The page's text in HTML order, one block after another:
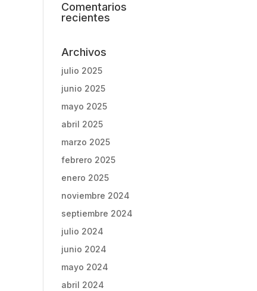
Comentarios
recientes
Archivos
julio 2025
junio 2025
mayo 2025
abril 2025
marzo 2025
febrero 2025
enero 2025
noviembre 2024
septiembre 2024
julio 2024
junio 2024
mayo 2024
abril 2024